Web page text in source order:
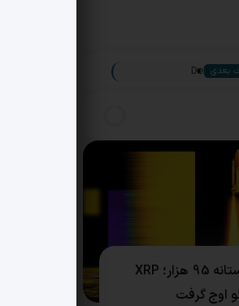
بعدی »
جهش بیت کوین تا آستانه 95 هزار؛ XRP
اوج گرفت